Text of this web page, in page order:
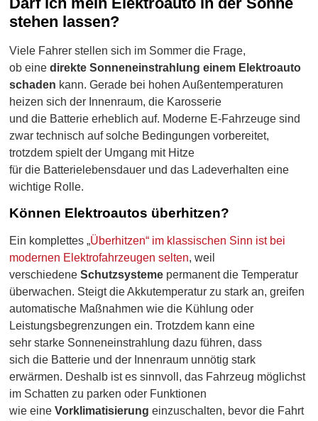
stehen lassen?
Viele Fahrer stellen sich im Sommer die Frage,
ob einedirekte Sonneneinstrahlung einem Elektroauto
schaden kann. Gerade bei hohen Außentemperaturen
heizen sich der Innenraum, die Karosserie
und die Batterie erheblich auf. Moderne E-Fahrzeuge sind
zwar technisch auf solche Bedingungen vorbereitet,
trotzdem spielt der Umgang mit Hitze
für die Batterielebensdauer und das Ladeverhalten eine
wichtige Rolle.
Können Elektroautos überhitzen?
Ein komplettes „Überhitzen“ im klassischen Sinn ist bei
modernen Elektrofahrzeugen selten, weil
verschiedeneSchutzsysteme permanent die Temperatur
überwachen. Steigt die Akkutemperatur zu stark an, greifen
automatische Maßnahmen wie die Kühlung oder
Leistungsbegrenzungen ein. Trotzdem kann eine
sehr starke Sonneneinstrahlung dazu führen, dass
sich die Batterie und der Innenraum unnötig stark
erwärmen. Deshalb ist es sinnvoll, das Fahrzeug möglichst
im Schatten zu parken oder Funktionen
wie eineVorklimatisierung einzuschalten, bevor die Fahrt